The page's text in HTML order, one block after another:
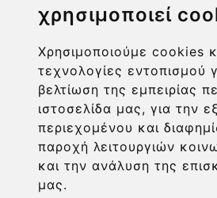
χρησιμοποιεί
Χρησιμοποιούμε cookies
τεχνολογίες εντοπισμού
βελτίωση της εμπειρίας
ιστοσελίδα μας, για την
περιεχομένου και
παροχή λειτουργιών
και την ανάλυση της
μας.
ΧΡΗΣΙΜΑ
ΠΛΗΡΟΦΟΡΙΕΣ